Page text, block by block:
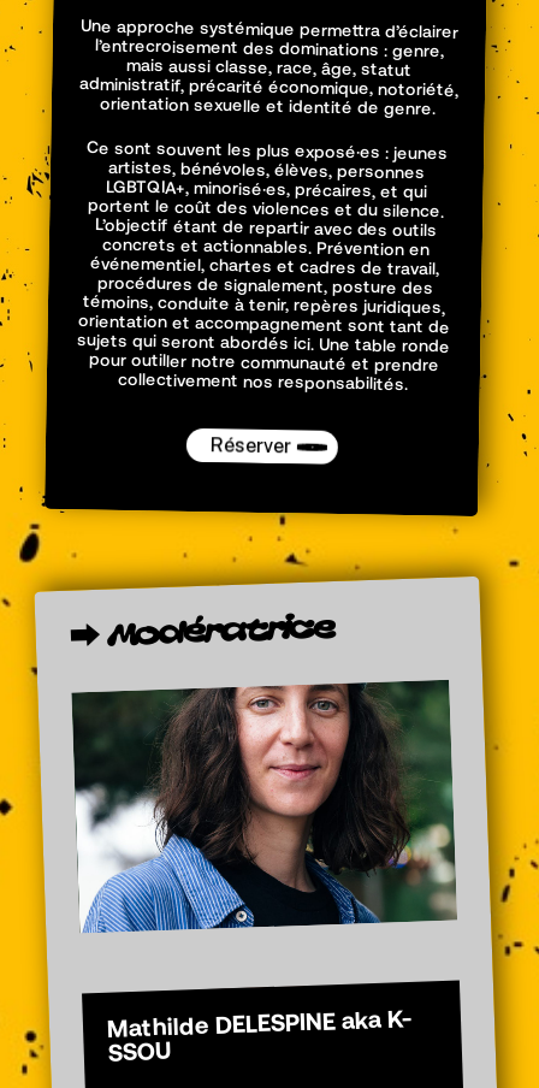
Une approche systémique permettra d’éclairer
l’entrecroisement des dominations : genre,
mais aussi classe, race, âge, statut
administratif, précarité économique, notoriété,
orientation sexuelle et identité de genre.
Ce sont souvent les plus exposé·es : jeunes
artistes, bénévoles, élèves, personnes
LGBTQIA+, minorisé·es, précaires, et qui
portent le coût des violences et du silence.
L’objectif étant de repartir avec des outils
concrets et actionnables. Prévention en
événementiel, chartes et cadres de travail,
procédures de signalement, posture des
témoins, conduite à tenir, repères juridiques,
orientation et accompagnement sont tant de
sujets qui seront abordés ici. Une table ronde
pour outiller notre communauté et prendre
collectivement nos responsabilités.
Réserver
⮕ Modératrice
Mathilde DELESPINE aka K-
SSOU